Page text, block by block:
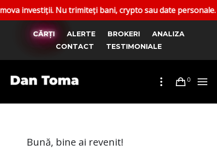
investiții. Nu trimiteți bani, crypto sau date
CĂRȚI ALERTE BROKERI
ANALIZA
CONTACT
TESTIMONIALE
0
Bună, bine ai revenit!